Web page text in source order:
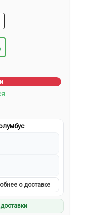
о доставке